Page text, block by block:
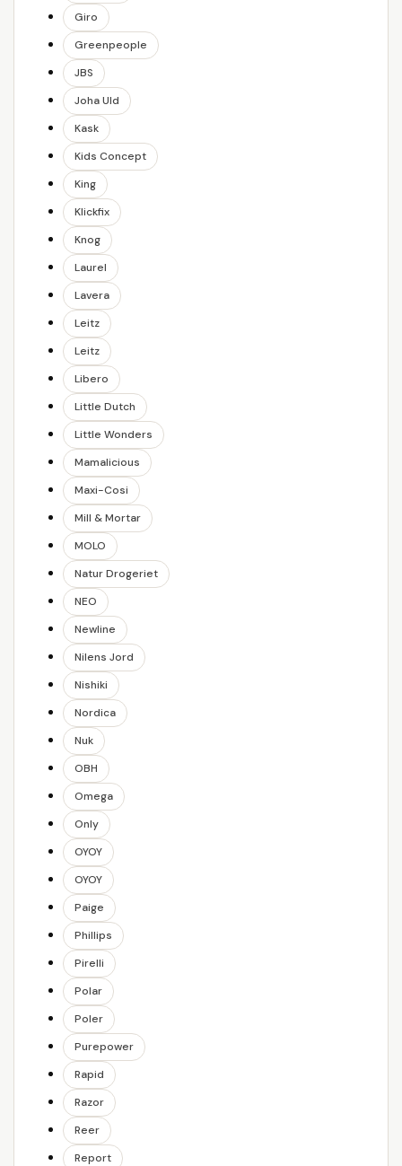
Giro
Greenpeople
JBS
Joha Uld
Kask
Kids Concept
King
Klickfix
Knog
Laurel
Lavera
Leitz
Leitz
Libero
Little Dutch
Little Wonders
Mamalicious
Maxi-Cosi
Mill & Mortar
MOLO
Natur Drogeriet
NEO
Newline
Nilens Jord
Nishiki
Nordica
Nuk
OBH
Omega
Only
OYOY
OYOY
Paige
Phillips
Pirelli
Polar
Poler
Purepower
Rapid
Razor
Reer
Report